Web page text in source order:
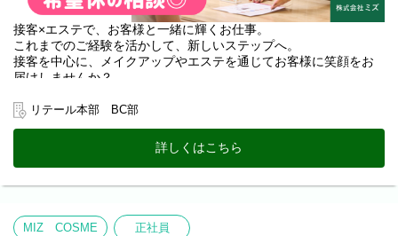
＼当求人の魅力ポイント／
＊週3日〜＆1日4時間〜OK
「朝はゆっくり」「夕方から短時間」「フルタイム」など、
ライフスタイルに合わせて無理なく働けます！
10:30以降のスタートや、21:00までの遅番など、
ご希望に合わせた柔軟な働き方が可能です。
＊未経験でも「コスメ」に携われる！
美容の知識がなくても大丈夫。
＼働くイメージ／
接客×エステで、お客様と一緒に輝くお仕事。
これまでのご経験を活かして、新しいステップへ。
接客を中心に、メイクアップやエステを通じてお客様に笑顔をお
届けしませんか？
境です。
＊お仕事のワクワクPOINT＊
お客様の「もっと綺麗になりたい」に寄り添う、体験型の接客が
メインです。
接客・販売の基礎があるあなただからこそ、即戦力としてこれま
リテール本部 BC部
詳しくはこちら
MIZ COSME 正社員